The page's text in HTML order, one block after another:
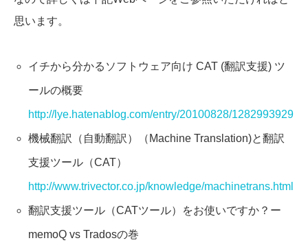
思います。
イチから分かるソフトウェア向け CAT (翻訳支援) ツ
ールの概要
http://lye.hatenablog.com/entry/20100828/1282993929
機械翻訳（自動翻訳）（Machine Translation)と翻訳
支援ツール（CAT）
http://www.trivector.co.jp/knowledge/machinetrans.html
翻訳支援ツール（CATツール）をお使いですか？ー
memoQ vs Tradosの巻